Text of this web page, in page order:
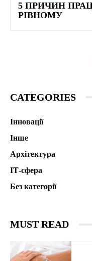
5 ПРИЧИН
РІВНОМУ
CATEGORIES
Інновації
Інше
Архітектура
ІТ-сфера
Без категорії
MUST READ